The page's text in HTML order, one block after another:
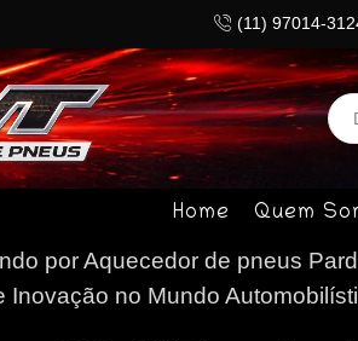
(11) 97014-
Home Quem
por Aquecedor de pneus
Inovação no Mundo